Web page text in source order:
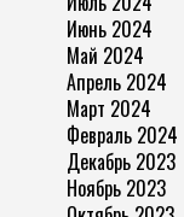
Июнь 2024
Май 2024
Апрель 2024
Март 2024
Февраль 2024
Декабрь 2023
Ноябрь 2023